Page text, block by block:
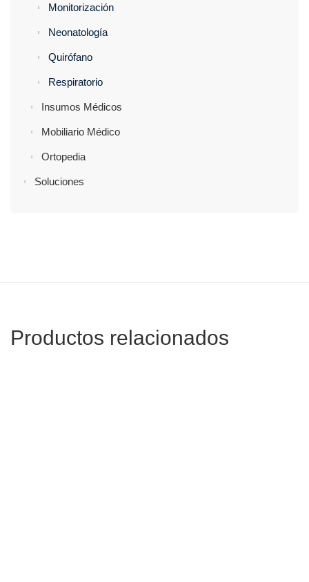
Monitorización
Neonatología
Quirófano
Respiratorio
Insumos Médicos
Mobiliario Médico
Ortopedia
Soluciones
Productos relacionados